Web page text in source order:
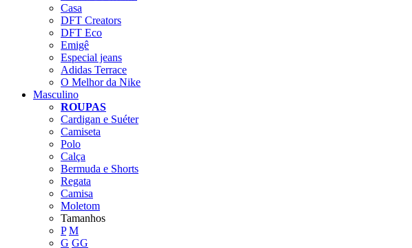
Casa
DFT Creators
DFT Eco
Emigê
Especial jeans
Adidas Terrace
O Melhor da Nike
Masculino
ROUPAS
Cardigan e Suéter
Camiseta
Polo
Calça
Bermuda e Shorts
Regata
Camisa
Moletom
Tamanhos
P M
G GG